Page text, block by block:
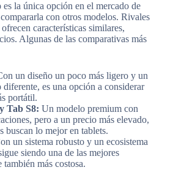
la única opción en el mercado de
con otros modelos. Rivales
ofrecen características similares,
Algunas de las comparativas más
un diseño un poco más ligero y un
diferente, es una opción a considerar
portátil.
Tab S8: Un modelo premium con
pero a un precio más elevado,
buscan lo mejor en tablets.
un sistema robusto y un ecosistema
siendo una de las mejores
también más costosa.